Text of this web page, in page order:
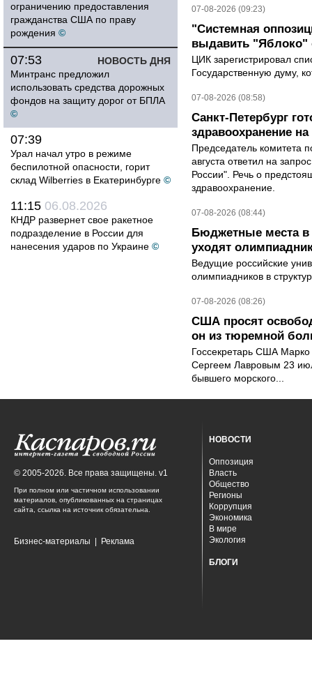
ограничению предоставления
гражданства США по праву
рождения ©
НОВОСТЬ ДНЯ
07:53
Минтранс предложил
использовать средства дорожных
фондов на защиту дорог от БПЛА
©
07:39
Урал начал утро в режиме
беспилотной опасности, горит
склад Wilberries в Екатеринбурге ©
11:15 06.08.2026
КНДР развернет свое ракетное
подразделение в России для
нанесения ударов по Украине ©
07-08-2026 (09:23)
"Системная
выдавить "Яблоко"
ЦИК зарегистрировал
Государственную думу,
07-08-2026 (08:58)
Санкт-Петербург
здравоохранение на
Председатель комитета
августа ответил на
России". Речь о
здравоохранение.
07-08-2026 (08:44)
Бюджетные места в
уходят
Ведущие российские
олимпиадников в
07-08-2026 (08:26)
США просят
он из тюремной
Госсекретарь США
Сергеем Лавровым 23
бывшего морского...
© 2005-2026. Все права защищены. v1
При полном или частичном использовании
материалов, опубликованных на страницах
сайта, ссылка на источник обязательна.
Бизнес-материалы Реклама
НОВОСТИ
Оппозиция
Власть
Общество
Регионы
Коррупция
Экономика
В мире
Экология
БЛОГИ